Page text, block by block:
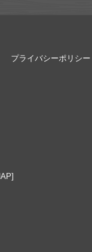
プライバシーポリシー